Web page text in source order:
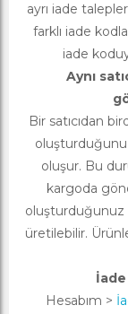
ayrı iade
farklı iade
iade
Aynı
Bir satıcıdan
oluşur. Bu
kargoda
oluşturduğunuz
üretilebilir.
Hesabım >